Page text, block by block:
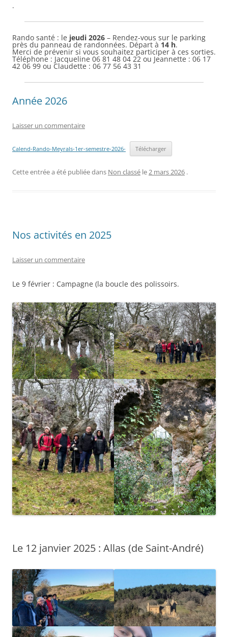
.
Rando santé : le jeudi 2026 – Rendez-vous sur le parking
près du panneau de randonnées. Départ à 14 h.
Merci de prévenir si vous souhaitez participer à ces sorties.
Téléphone : Jacqueline 06 81 48 04 22 ou Jeannette : 06 17
42 06 99 ou Claudette : 06 77 56 43 31
Année 2026
Laisser un commentaire
Calend-Rando-Meyrals-1er-semestre-2026- Télécharger
Cette entrée a été publiée dans Non classé le2 mars 2026 .
Nos activités en 2025
Laisser un commentaire
Le 9 février : Campagne (la boucle des polissoirs.
Le 12 janvier 2025 : Allas (de Saint-André)